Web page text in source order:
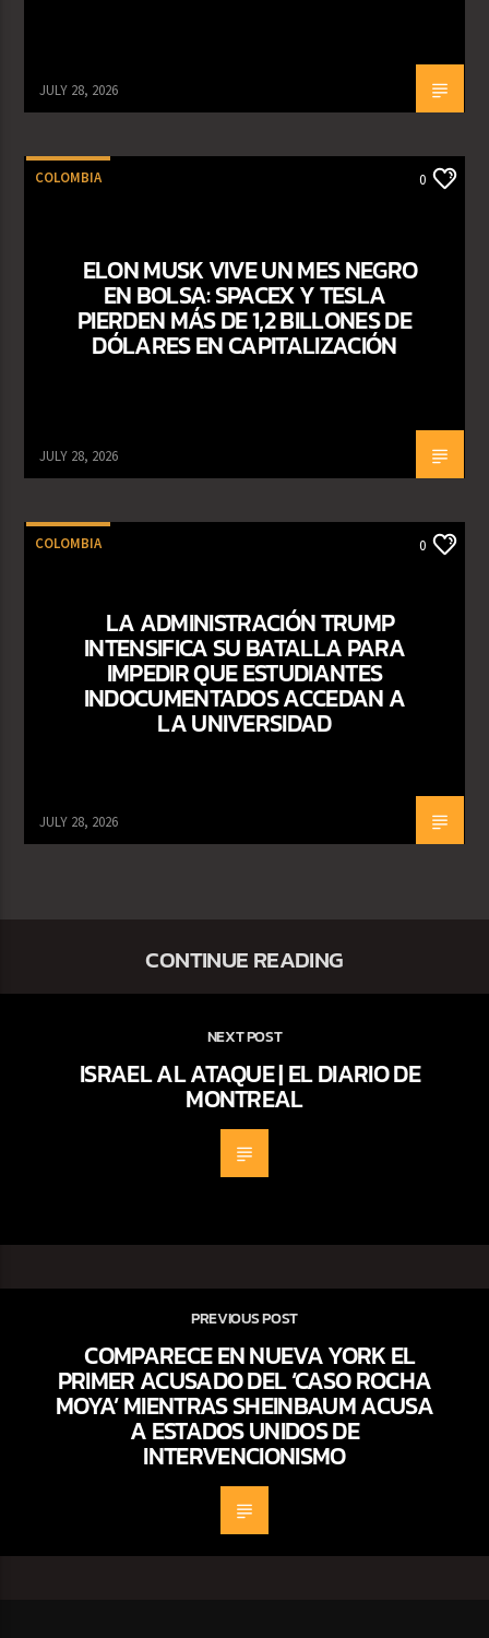
JULY 28, 2026
COLOMBIA 0
ELON MUSK VIVE UN MES NEGRO
EN BOLSA: SPACEX Y TESLA
PIERDEN MÁS DE 1,2 BILLONES DE
DÓLARES EN CAPITALIZACIÓN
JULY 28, 2026
COLOMBIA 0
LA ADMINISTRACIÓN TRUMP
INTENSIFICA SU BATALLA PARA
IMPEDIR QUE ESTUDIANTES
INDOCUMENTADOS ACCEDAN A
LA UNIVERSIDAD
JULY 28, 2026
CONTINUE READING
NEXT POST
ISRAEL AL ATAQUE | EL DIARIO DE
MONTREAL
PREVIOUS POST
COMPARECE EN NUEVA YORK EL
PRIMER ACUSADO DEL ‘CASO ROCHA
MOYA’ MIENTRAS SHEINBAUM ACUSA
A ESTADOS UNIDOS DE
INTERVENCIONISMO